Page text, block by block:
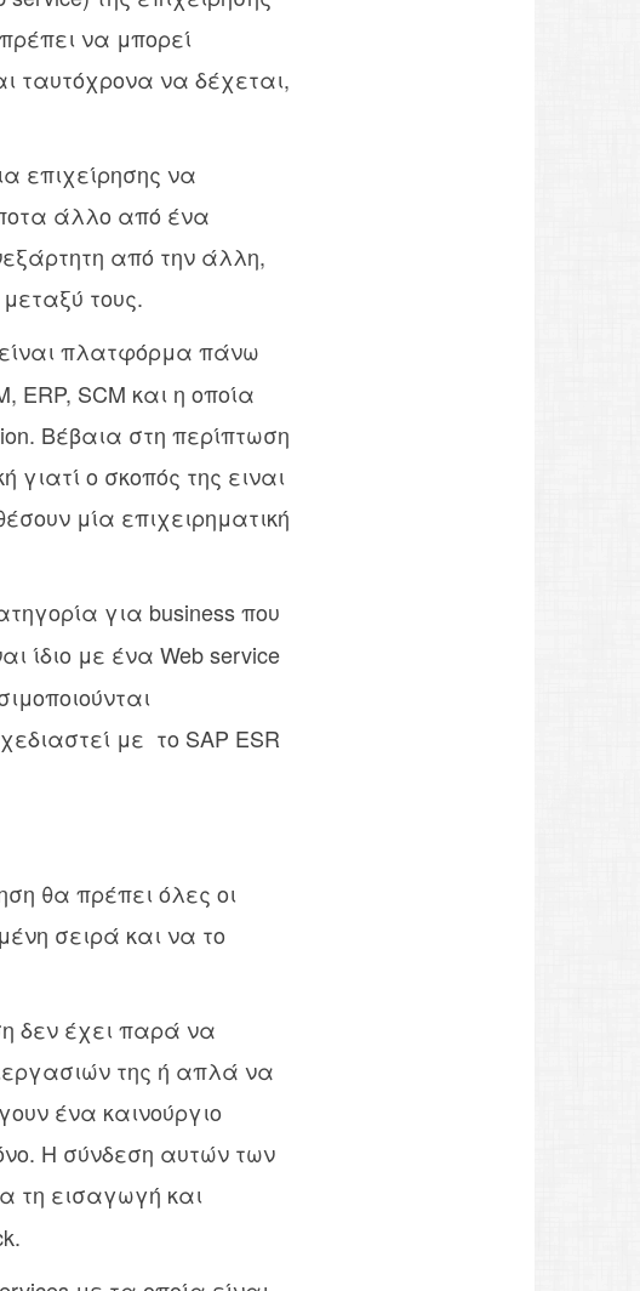
να μπορεί
ταυτόχρονα να δέχεται,
επιχείρησης να
άλλο από ένα
από την άλλη,
τους.
πλατφόρμα πάνω
ERP, SCM και η οποία
Βέβαια στη περίπτωση
γιατί ο σκοπός της ειναι
μία επιχειρηματική
για business που
ίδιο με ένα Web service
με το SAP ESR
θα πρέπει όλες οι
σειρά και να το
δεν έχει παρά να
της ή απλά να
ένα καινούργιο
Η σύνδεση αυτών των
τη εισαγωγή και